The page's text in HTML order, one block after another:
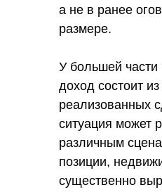
а не в ранее
размере.
У большей части
доход состоит
реализованных
ситуация может
различным
позиции,
существенно